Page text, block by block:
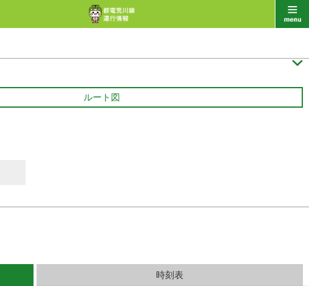

ルート図
時刻表